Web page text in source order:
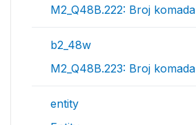
M2_Q48B.222: Broj komada
b2_48w
M2_Q48B.223: Broj komada
entity